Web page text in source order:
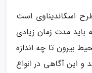
اسکاندیناوی است
باید مدت زمان زیادی
بیرون تا چه اندازه
و این آگاهی در انواع